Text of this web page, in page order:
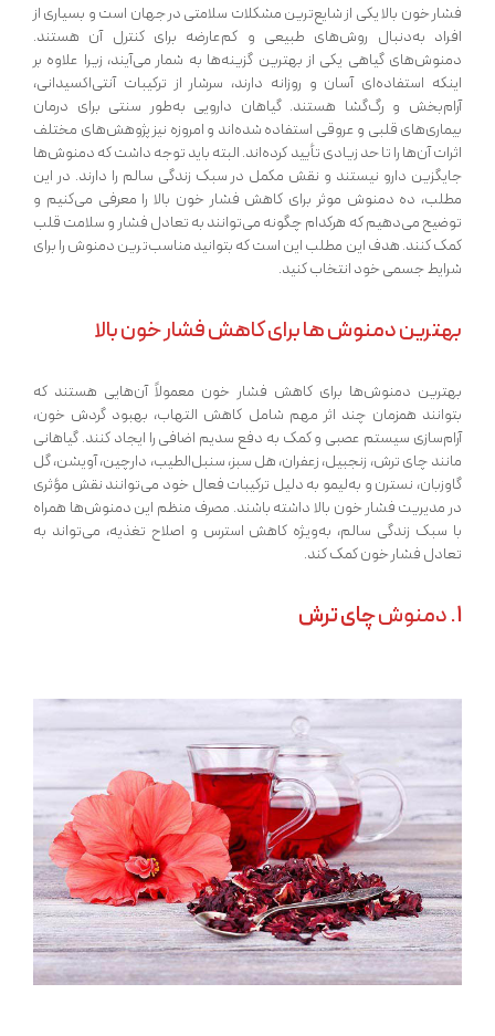
فشار خون بالا یکی از شایع‌ترین مشکلات سلامتی در جهان است و بسیاری از
افراد به‌دنبال روش‌های طبیعی و کم‌عارضه برای کنترل آن هستند.
دمنوش‌های گیاهی یکی از بهترین گزینه‌ها به شمار می‌آیند، زیرا علاوه بر
اینکه استفاده‌ای آسان و روزانه دارند، سرشار از ترکیبات آنتی‌اکسیدانی،
آرام‌بخش و رگ‌گشا هستند. گیاهان دارویی به‌طور سنتی برای درمان
بیماری‌های قلبی و عروقی استفاده شده‌اند و امروزه نیز پژوهش‌های مختلف
اثرات آن‌ها را تا حد زیادی تأیید کرده‌اند. البته باید توجه داشت که دمنوش‌ها
جایگزین دارو نیستند و نقش مکمل در سبک زندگی سالم را دارند. در این
مطلب، ده دمنوش موثر برای کاهش فشار خون بالا را معرفی می‌کنیم و
توضیح می‌دهیم که هرکدام چگونه می‌توانند به تعادل فشار و سلامت قلب
کمک کنند. هدف این مطلب این است که بتوانید مناسب‌ترین دمنوش را برای
شرایط جسمی خود انتخاب کنید.
بهترین دمنوش ها برای کاهش فشار خون بالا
بهترین دمنوش‌ها برای کاهش فشار خون معمولاً آن‌هایی هستند که
بتوانند همزمان چند اثر مهم شامل کاهش التهاب، بهبود گردش خون،
آرام‌سازی سیستم عصبی و کمک به دفع سدیم اضافی را ایجاد کنند. گیاهانی
مانند چای ترش، زنجبیل، زعفران، هل سبز، سنبل‌الطیب، دارچین، آویشن، گل
گاوزبان، نسترن و به‌لیمو به دلیل ترکیبات فعال خود می‌توانند نقش مؤثری
در مدیریت فشار خون بالا داشته باشند. مصرف منظم این دمنوش‌ها همراه
با سبک زندگی سالم، به‌ویژه کاهش استرس و اصلاح تغذیه، می‌تواند به
تعادل فشار خون کمک کند.
1. دمنوش چای ترش